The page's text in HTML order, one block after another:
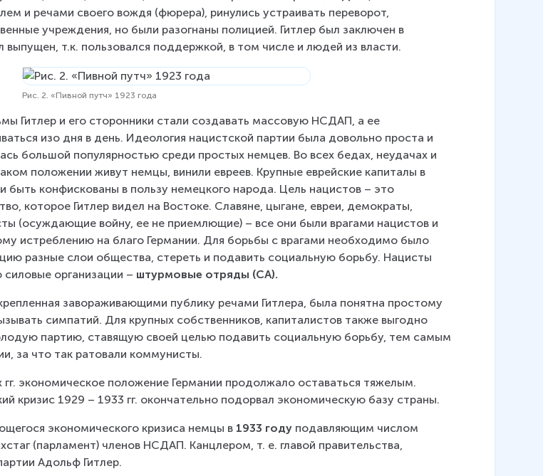
и речами своего вождя (фюрера), ринулись устраивать переворот,
учреждения, но были разогнаны полицией. Гитлер был заключен в
выпущен, т.к. пользовался поддержкой, в том числе и людей из власти.
Рис. 2. «Пивной путч» 1923 года
Гитлер и его сторонники стали создавать массовую НСДАП, а ее
изо дня в день. Идеология нацистской партии была довольно проста и
большой популярностью среди простых немцев. Во всех бедах, неудачах и
положении живут немцы, винили евреев. Крупные еврейские капиталы в
быть конфискованы в пользу немецкого народа. Цель нацистов – это
которое Гитлер видел на Востоке. Славяне, цыгане, евреи, демократы,
(осуждающие войну, ее не приемлющие) – все они были врагами нацистов и
истреблению на благо Германии. Для борьбы с врагами необходимо было
разные слои общества, стереть и подавить социальную борьбу. Нацисты
организации – штурмовые отряды (СА).
завораживающими публику речами Гитлера, была понятна простому
симпатий. Для крупных собственников, капиталистов также выгодно
партию, ставящую своей целью подавить социальную борьбу, тем самым
за что так ратовали коммунисты.
экономическое положение Германии продолжало оставаться тяжелым.
кризис 1929 – 1933 гг. окончательно подорвал экономическую базу страны.
экономического кризиса немцы в 1933 году подавляющим числом
(парламент) членов НСДАП. Канцлером, т. е. главой правительства,
Адольф Гитлер.